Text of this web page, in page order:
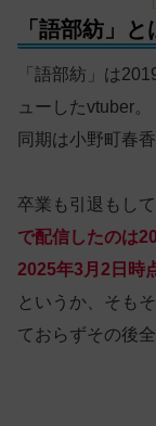
「語部紡」と
「語部紡」は
ューしたvtuber。
同期は小野町春
卒業も引退もし
で配信したのは
2025年3月2日時
というか、そも
ておらずその後